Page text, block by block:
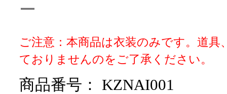
ー
ご注意：本商品は衣装のみです。道
ておりませんのをご了承ください。
商品番号： KZNAI001